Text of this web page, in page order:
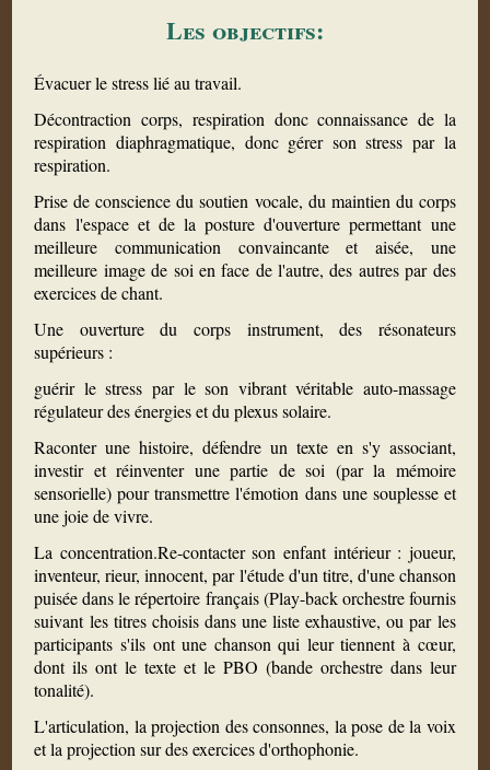
Les objectifs:
Évacuer le stress lié au travail.
Décontraction corps, respiration donc connaissance de la
respiration diaphragmatique, donc gérer son stress par la
respiration.
Prise de conscience du soutien vocale, du maintien du corps
dans l'espace et de la posture d'ouverture permettant une
meilleure communication convaincante et aisée, une
meilleure image de soi en face de l'autre, des autres par des
exercices de chant.
Une ouverture du corps instrument, des résonateurs
supérieurs :
guérir le stress par le son vibrant véritable auto-massage
régulateur des énergies et du plexus solaire.
Raconter une histoire, défendre un texte en s'y associant,
investir et réinventer une partie de soi (par la mémoire
sensorielle) pour transmettre l'émotion dans une souplesse et
une joie de vivre.
La concentration.Re-contacter son enfant intérieur : joueur,
inventeur, rieur, innocent, par l'étude d'un titre, d'une chanson
puisée dans le répertoire français (Play-back orchestre fournis
suivant les titres choisis dans une liste exhaustive, ou par les
participants s'ils ont une chanson qui leur tiennent à cœur,
dont ils ont le texte et le PBO (bande orchestre dans leur
tonalité).
L'articulation, la projection des consonnes, la pose de la voix
et la projection sur des exercices d'orthophonie.